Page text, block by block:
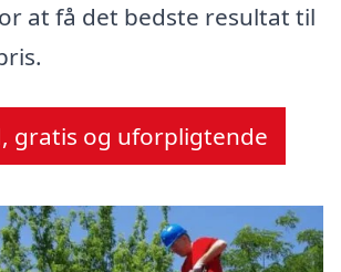
at få det bedste resultat til
gratis og uforpligtende